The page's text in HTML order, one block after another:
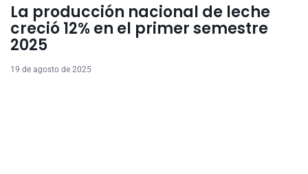
La producción nacional de leche
creció 12% en el primer semestre
2025
19 de agosto de 2025